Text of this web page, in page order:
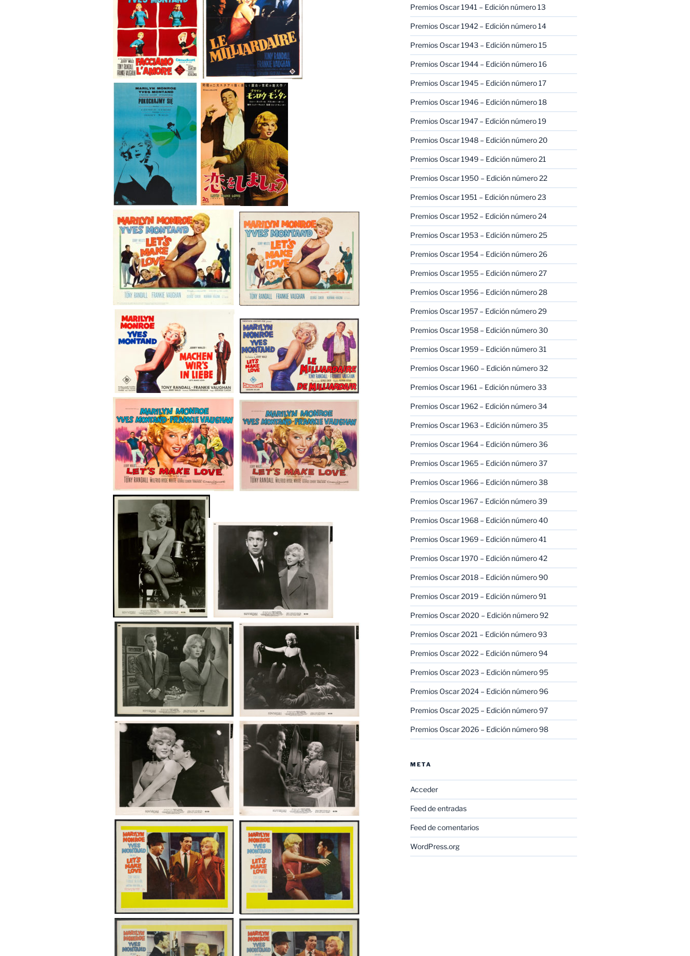
Premios Oscar 1941 – Edición número 13
Premios Oscar 1942 – Edición número 14
Premios Oscar 1943 – Edición número 15
Premios Oscar 1944 – Edición número 16
Premios Oscar 1945 – Edición número 17
Premios Oscar 1946 – Edición número 18
Premios Oscar 1947 – Edición número 19
Premios Oscar 1948 – Edición número 20
Premios Oscar 1949 – Edición número 21
Premios Oscar 1950 – Edición número 22
Premios Oscar 1951 – Edición número 23
Premios Oscar 1952 – Edición número 24
Premios Oscar 1953 – Edición número 25
Premios Oscar 1954 – Edición número 26
Premios Oscar 1955 – Edición número 27
Premios Oscar 1956 – Edición número 28
Premios Oscar 1957 – Edición número 29
Premios Oscar 1958 – Edición número 30
Premios Oscar 1959 – Edición número 31
Premios Oscar 1960 – Edición número 32
Premios Oscar 1961 – Edición número 33
Premios Oscar 1962 – Edición número 34
Premios Oscar 1963 – Edición número 35
Premios Oscar 1964 – Edición número 36
Premios Oscar 1965 – Edición número 37
Premios Oscar 1966 – Edición número 38
Premios Oscar 1967 – Edición número 39
Premios Oscar 1968 – Edición número 40
Premios Oscar 1969 – Edición número 41
Premios Oscar 1970 – Edición número 42
Premios Oscar 2018 – Edición número 90
Premios Oscar 2019 – Edición número 91
Premios Oscar 2020 – Edición número 92
Premios Oscar 2021 – Edición número 93
Premios Oscar 2022 – Edición número 94
Premios Oscar 2023 – Edición número 95
Premios Oscar 2024 – Edición número 96
Premios Oscar 2025 – Edición número 97
Premios Oscar 2026 – Edición número 98
META
Acceder
Feed de entradas
Feed de comentarios
WordPress.org